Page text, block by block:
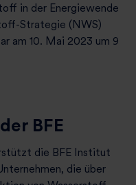
in der Energiewende
Strategie (NWS)
am 10. Mai 2023 um 9
BFE
die BFE Institut
die über